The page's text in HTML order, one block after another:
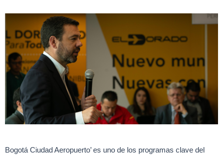
o
k
Bogotá Ciudad Aeropuerto’ es uno de los programas clave del